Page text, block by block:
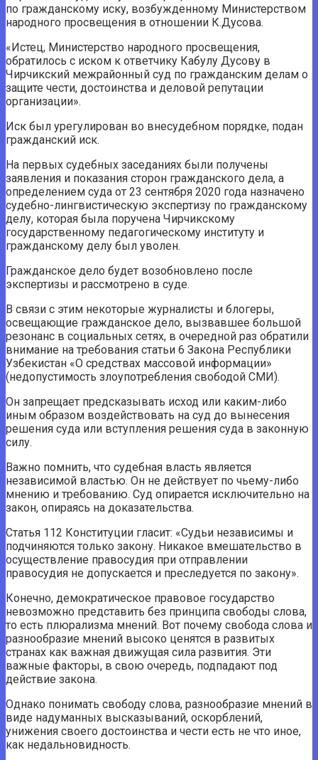
по гражданскому иску, возбужденному Министерством
народного просвещения в отношении К.Дусова.
«Истец, Министерство народного просвещения,
обратилось с иском к ответчику Кабулу Дусову в
Чирчикский межрайонный суд по гражданским делам о
защите чести, достоинства и деловой репутации
организации».
Иск был урегулирован во внесудебном порядке, подан
гражданский иск.
На первых судебных заседаниях были получены
заявления и показания сторон гражданского дела, а
определением суда от 23 сентября 2020 года назначено
судебно-лингвистическую экспертизу по гражданскому
делу, которая была поручена Чирчикскому
государственному педагогическому институту и ​​
гражданскому делу был уволен.
Гражданское дело будет возобновлено после
экспертизы и рассмотрено в суде.
В связи с этим некоторые журналисты и блогеры,
освещающие гражданское дело, вызвавшее большой
резонанс в социальных сетях, в очередной раз обратили
внимание на требования статьи 6 Закона Республики
Узбекистан «О средствах массовой информации»
(недопустимость злоупотребления свободой СМИ).
Он запрещает предсказывать исход или каким-либо
иным образом воздействовать на суд до вынесения
решения суда или вступления решения суда в законную
силу.
Важно помнить, что судебная власть является
независимой властью. Он не действует по чьему-либо
мнению и требованию. Суд опирается исключительно на
закон, опираясь на доказательства.
Статья 112 Конституции гласит: «Судьи независимы и
подчиняются только закону. Никакое вмешательство в
осуществление правосудия при отправлении
правосудия не допускается и преследуется по закону».
Конечно, демократическое правовое государство
невозможно представить без принципа свободы слова,
то есть плюрализма мнений. Вот почему свобода слова и
разнообразие мнений высоко ценятся в развитых
странах как важная движущая сила развития. Эти
важные факторы, в свою очередь, подпадают под
действие закона.
Однако понимать свободу слова, разнообразие мнений в
виде надуманных высказываний, оскорблений,
унижения своего достоинства и чести есть не что иное,
как недальновидность.